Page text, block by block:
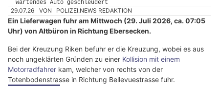
29.07.26 VON POLIZEI.NEWS REDAKTION
Ein Lieferwagen fuhr am Mittwoch (29. Juli 2026, ca. 07:05
Uhr) von Altbüron in Richtung Ebersecken.
Bei der Kreuzung Riken befuhr er die Kreuzung, wobei es aus
noch ungeklärten Gründen zu einer Kollision mit einem
Motorradfahrer kam, welcher von rechts von der
Totenbodenstrasse in Richtung Bellevuestrasse fuhr.